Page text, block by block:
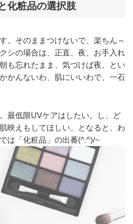
化粧品の選択肢
。そのままつけないで、楽ちん～
シの場合は、正直、夜、お手入れ
も忘れたまま、気づけば夜、とい
かんないわ、肌にいいわで、一石
最低限UVケアはしたい。し、ど
映えもしてほしい、となると、わ
は「化粧品」の出番(^.^)/~